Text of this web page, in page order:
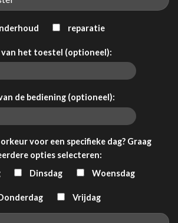
reparatie
het toestel (optioneel):
de bediening (optioneel):
voor een specifieke dag? Graag
opties selecteren:
Dinsdag Woensdag
Vrijdag